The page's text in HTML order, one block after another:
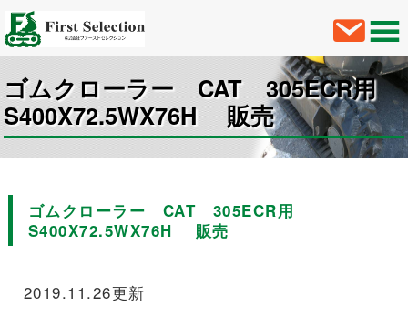
ゴムクローラー CAT 305ECR用
S400X72.5WX76H 販売
ゴムクローラー CAT 305ECR用
S400X72.5WX76H 販売
2019.11.26更新